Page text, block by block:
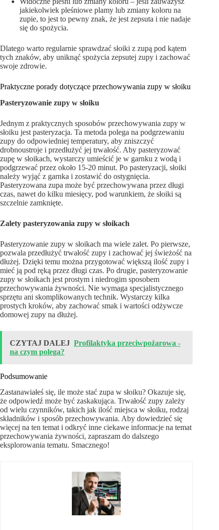
jakiekolwiek pleśniowe plamy lub zmiany koloru na
zupie, to jest to pewny znak, że jest zepsuta i nie nadaje
się do spożycia.
Dlatego warto regularnie sprawdzać słoiki z zupą pod kątem
tych znaków, aby uniknąć spożycia zepsutej zupy i zachować
swoje zdrowie.
Praktyczne porady dotyczące przechowywania zupy w słoiku
Pasteryzowanie zupy w słoiku
Jednym z praktycznych sposobów przechowywania zupy w
słoiku jest pasteryzacja. Ta metoda polega na podgrzewaniu
zupy do odpowiedniej temperatury, aby zniszczyć
drobnoustroje i przedłużyć jej trwałość. Aby pasteryzować
zupę w słoikach, wystarczy umieścić je w garnku z wodą i
podgrzewać przez około 15-20 minut. Po pasteryzacji, słoiki
należy wyjąć z garnka i zostawić do ostygnięcia.
Pasteryzowana zupa może być przechowywana przez długi
czas, nawet do kilku miesięcy, pod warunkiem, że słoiki są
szczelnie zamknięte.
Zalety pasteryzowania zupy w słoikach
Pasteryzowanie zupy w słoikach ma wiele zalet. Po pierwsze,
pozwala przedłużyć trwałość zupy i zachować jej świeżość na
dłużej. Dzięki temu można przygotować większą ilość zupy i
mieć ją pod ręką przez długi czas. Po drugie, pasteryzowanie
zupy w słoikach jest prostym i niedrogim sposobem
przechowywania żywności. Nie wymaga specjalistycznego
sprzętu ani skomplikowanych technik. Wystarczy kilka
prostych kroków, aby zachować smak i wartości odżywcze
domowej zupy na dłużej.
CZYTAJ DALEJ Profilaktyka przeciwpożarowa -
na czym polega?
Podsumowanie
Zastanawiałeś się, ile może stać zupa w słoiku? Okazuje się,
że odpowiedź może być zaskakująca. Trwałość zupy zależy
od wielu czynników, takich jak ilość miejsca w słoiku, rodzaj
składników i sposób przechowywania. Aby dowiedzieć się
więcej na ten temat i odkryć inne ciekawe informacje na temat
przechowywania żywności, zapraszam do dalszego
eksplorowania tematu. Smacznego!